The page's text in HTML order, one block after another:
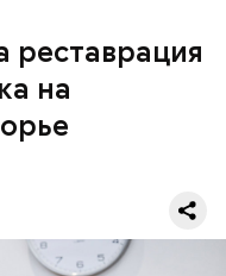
реставрация
на
летие.